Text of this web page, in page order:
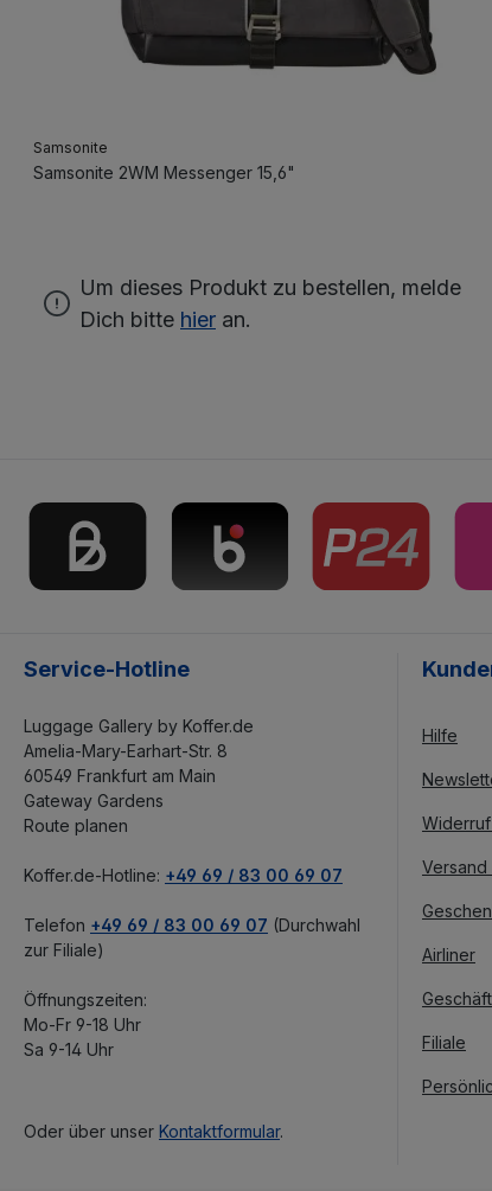
Samsonite
Samsonite 2WM Messenger 15,6"
Um dieses Produkt zu bestellen, melde
Dich bitte hier an.
Service-Hotline
Luggage Gallery by Koffer.de
Amelia-Mary-Earhart-Str. 8
60549 Frankfurt am Main
Gateway Gardens
Route planen
Koffer.de-Hotline: +49 69 / 83 00 69 07
Telefon +49 69 / 83 00 69 07 (Durchwahl
zur Filiale)
Öffnungszeiten:
Mo-Fr 9-18 Uhr
Sa 9-14 Uhr
Oder über unser Kontaktformular.
Hilfe
Widerruf
Versand
Airliner
Filiale